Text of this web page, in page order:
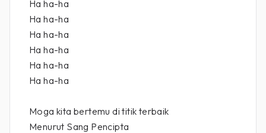
Ha ha-ha
Ha ha-ha
Ha ha-ha
Ha ha-ha
Ha ha-ha
Ha ha-ha
Moga kita bertemu di titik terbaik
Menurut Sang Pencipta